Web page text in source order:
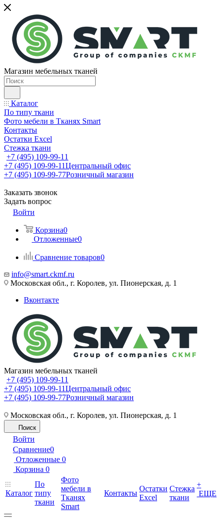
Магазин мебельных тканей
Каталог
По типу ткани
Фото мебели в Тканях Smart
Контакты
Остатки Excel
Стежка ткани
+7 (495) 109-99-11
+7 (495) 109-99-11Центральный офис
+7 (495) 109-99-77Розничный магазин
Заказать звонок
Задать вопрос
Войти
Корзина0
Отложенные0
Сравнение товаров0
info@smart.ckmf.ru
Московская обл., г. Королев, ул. Пионерская, д. 1
Вконтакте
Магазин мебельных тканей
+7 (495) 109-99-11
+7 (495) 109-99-11Центральный офис
+7 (495) 109-99-77Розничный магазин
Московская обл., г. Королев, ул. Пионерская, д. 1
Поиск
Войти
Сравнение0
Отложенные 0
Корзина 0
Каталог
По
типу
ткани
Фото
мебели в
Тканях
Smart
Контакты
Остатки
Excel
Стежка
ткани
+
ЕЩЕ